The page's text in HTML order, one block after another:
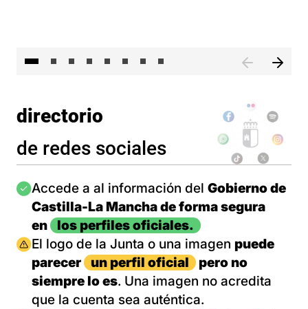
directorio
de redes sociales
Imagen
Accede a al información del Gobierno de
Castilla-La Mancha de forma segura
en
los perfiles oficiales.
Imagen
El logo de la Junta o una imagen puede
parecer
un perfil oficial
pero no
siempre lo es. Una imagen no acredita
que la cuenta sea auténtica.